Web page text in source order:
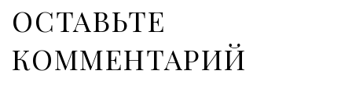
ОСТАВЬТЕ
КОММЕНТАРИЙ